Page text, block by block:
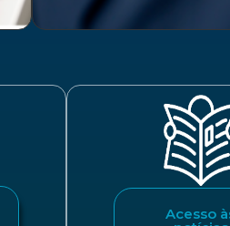
Acesso